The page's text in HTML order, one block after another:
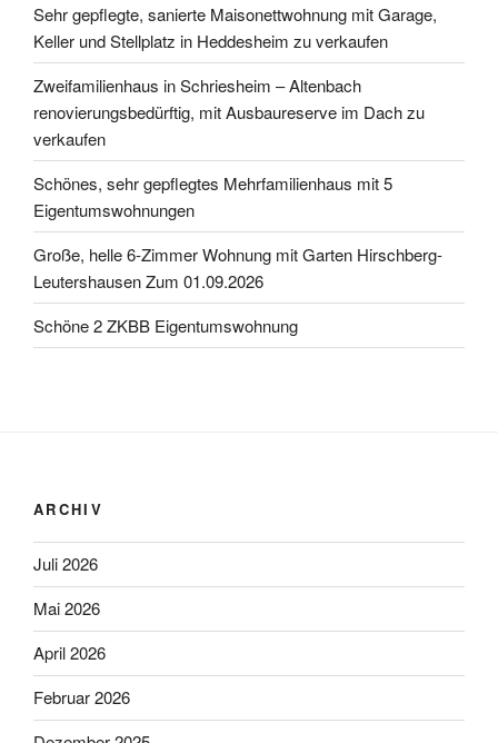
Sehr gepflegte, sanierte Maisonettwohnung mit Garage,
Keller und Stellplatz in Heddesheim zu verkaufen
Zweifamilienhaus in Schriesheim – Altenbach
renovierungsbedürftig, mit Ausbaureserve im Dach zu
verkaufen
Schönes, sehr gepflegtes Mehrfamilienhaus mit 5
Eigentumswohnungen
Große, helle 6-Zimmer Wohnung mit Garten Hirschberg-
Leutershausen Zum 01.09.2026
Schöne 2 ZKBB Eigentumswohnung
ARCHIV
Juli 2026
Mai 2026
April 2026
Februar 2026